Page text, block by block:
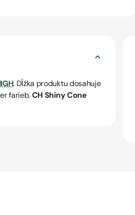
. Dĺžka produktu dosahuje
farieb.CH Shiny Cone